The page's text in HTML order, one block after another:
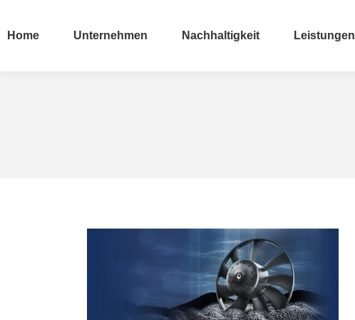
Home Unternehmen Nachhaltigkeit Leistungen
Home Unternehmen Nachhaltigkeit Leistungen